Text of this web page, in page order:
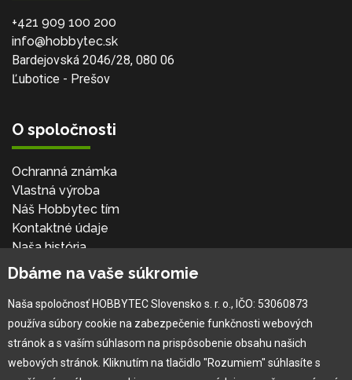
+421 909 100 200
info@hobbytec.sk
Bardejovská 2046/28, 080 06
Ľubotice - Prešov
O spoločnosti
Ochranná známka
Vlastná výroba
Náš Hobbytec tím
Kontaktné údaje
Naša história
Kariéra
Pre zákazníka
Garancia najlepšej ceny
Dbáme na vaše súkromie
Naša spoločnosť HOBBYTEC Slovensko s. r. o., IČO: 53060873
používa súbory cookie na zabezpečenie funkčnosti webových
stránok a s vaším súhlasom na prispôsobenie obsahu našich
webových stránok. Kliknutím na tlačidlo "Rozumiem" súhlasíte s